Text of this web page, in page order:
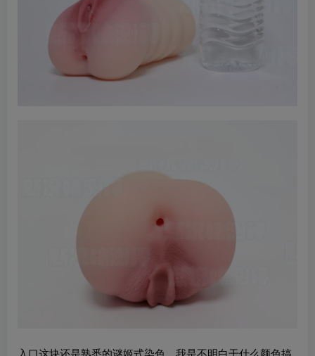
入口这块还是熟悉的谜姬式染色，我是不明白干什么颜色搞